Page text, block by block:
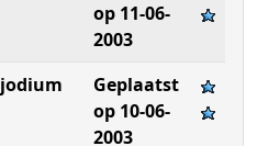
op 11-06-
2003
jodium
Geplaatst
op 10-06-
2003